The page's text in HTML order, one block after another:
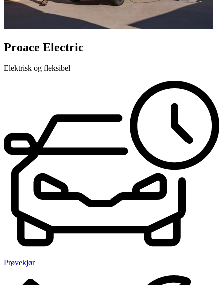
Proace Electric
Elektrisk og fleksibel
Prøvekjør